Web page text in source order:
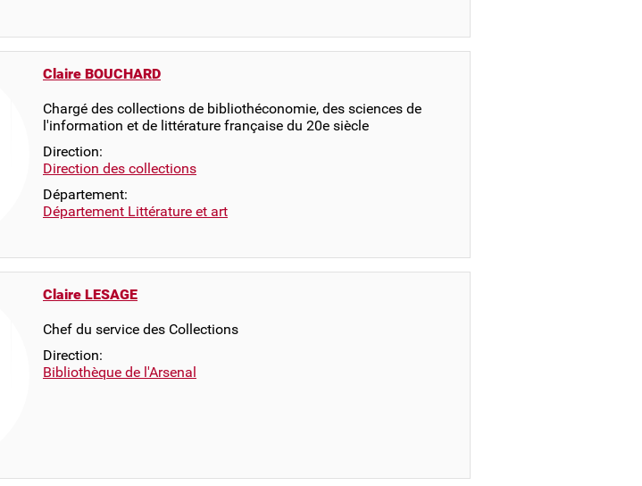
Claire BOUCHARD
Chargé des collections de bibliothéconomie, des sciences de
l'information et de littérature française du 20e siècle
Direction:
Direction des collections
Département:
Département Littérature et art
Claire LESAGE
Chef du service des Collections
Direction:
Bibliothèque de l'Arsenal